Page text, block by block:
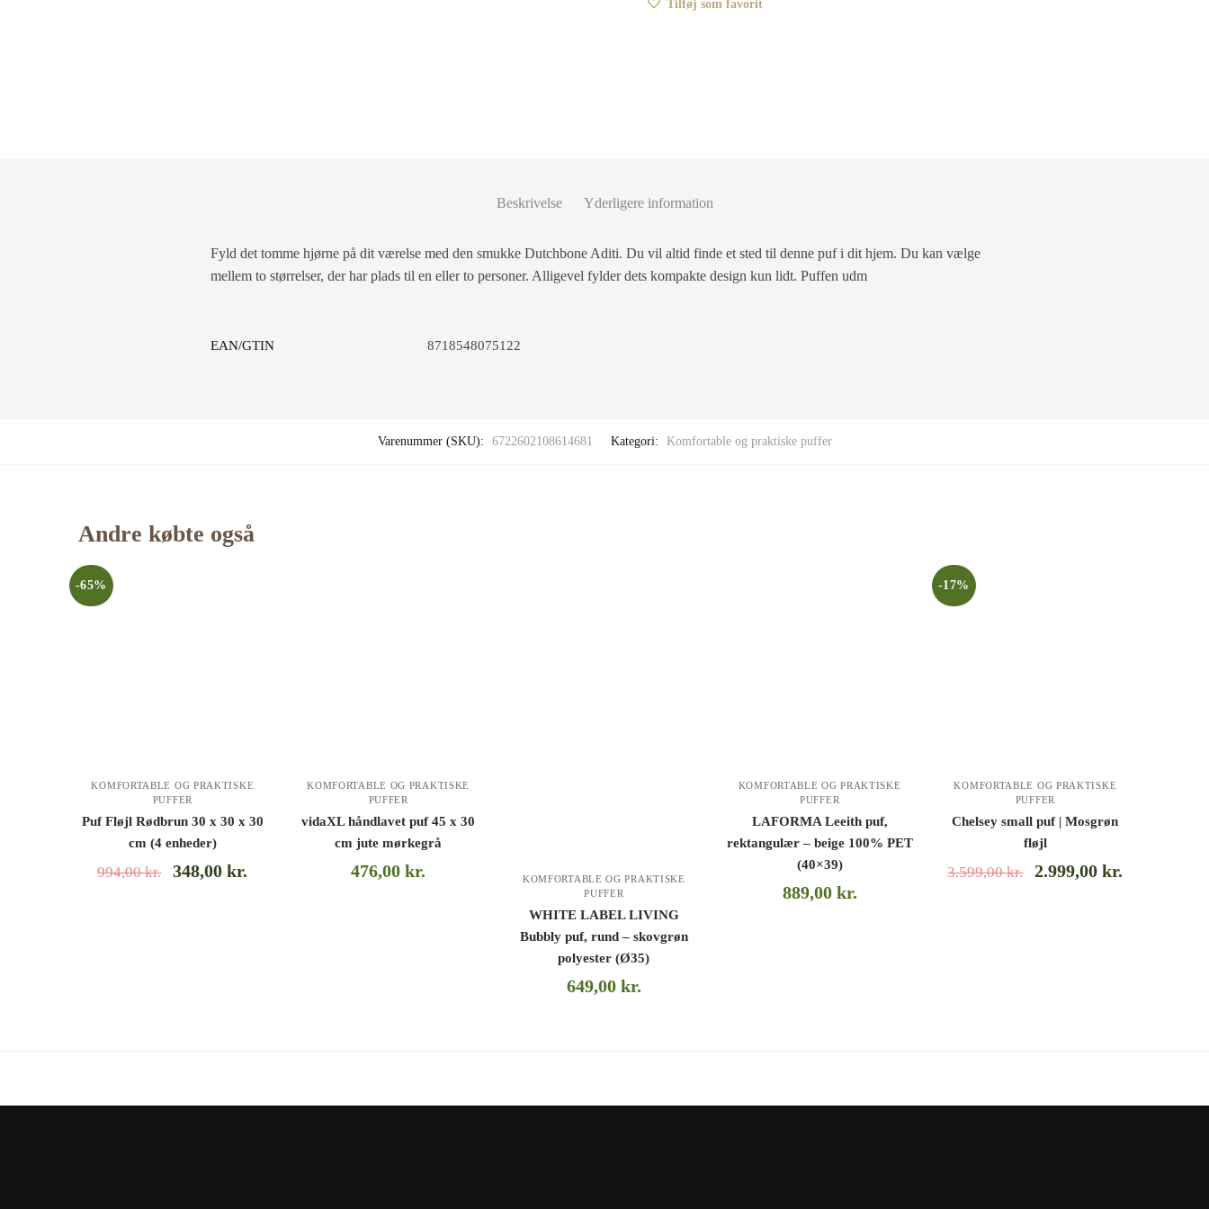
Tilføj som favorit
Beskrivelse Yderligere information
Fyld det tomme hjørne på dit værelse med den smukke Dutchbone Aditi. Du vil altid finde et sted til denne puf i dit hjem. Du kan vælge
mellem to størrelser, der har plads til en eller to personer. Alligevel fylder dets kompakte design kun lidt. Puffen udm
EAN/GTIN 8718548075122
Varenummer (SKU): 6722602108614681 Kategori: Komfortable og praktiske puffer
Andre købte også
-65%
KOMFORTABLE OG PRAKTISKE
PUFFER
Puf Fløjl Rødbrun 30 x 30 x 30
cm (4 enheder)
994,00kr. 348,00kr.
KOMFORTABLE OG PRAKTISKE
PUFFER
vidaXL håndlavet puf 45 x 30
cm jute mørkegrå
476,00kr.
KOMFORTABLE OG PRAKTISKE
PUFFER
WHITE LABEL LIVING
Bubbly puf, rund – skovgrøn
polyester (Ø35)
649,00 kr.
KOMFORTABLE OG PRAKTISKE
PUFFER
LAFORMA Leeith puf,
rektangulær – beige 100% PET
(40×39)
889,00 kr.
-17%
KOMFORTABLE OG PRAKTISKE
PUFFER
Chelsey small puf | Mosgrøn
fløjl
3.599,00kr. 2.999,00kr.